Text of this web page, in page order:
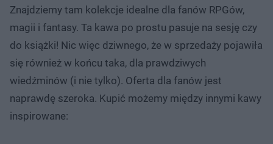
Znajdziemy tam kolekcje idealne dla fanów RPGów,
magii i fantasy. Ta kawa po prostu pasuje na sesję czy
do książki! Nic więc dziwnego, że w sprzedaży pojawiła
się również w końcu taka, dla prawdziwych
wiedźminów (i nie tylko). Oferta dla fanów jest
naprawdę szeroka. Kupić możemy między innymi kawy
inspirowane: